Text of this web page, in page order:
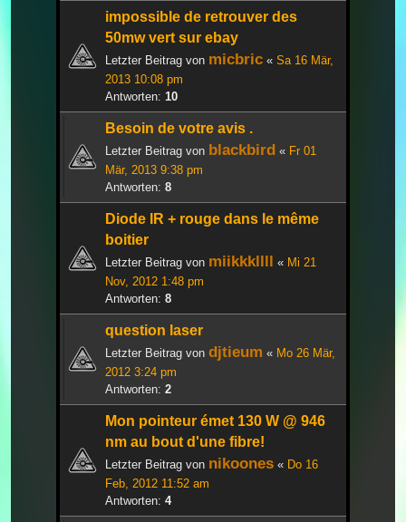
impossible de retrouver des
50mw vert sur ebay
Letzter Beitrag von micbric « Sa 16 Mär,
2013 10:08 pm
Antworten: 10
Besoin de votre avis .
Letzter Beitrag von blackbird « Fr 01
Mär, 2013 9:38 pm
Antworten: 8
Diode IR + rouge dans le même
boitier
Letzter Beitrag von miikkkllll « Mi 21
Nov, 2012 1:48 pm
Antworten: 8
question laser
Letzter Beitrag von djtieum « Mo 26 Mär,
2012 3:24 pm
Antworten: 2
Mon pointeur émet 130 W @ 946
nm au bout d'une fibre!
Letzter Beitrag von nikoones « Do 16
Feb, 2012 11:52 am
Antworten: 4